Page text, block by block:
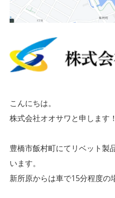
こんにちは。
株式会社オオサワと申します！
豊橋市飯村町にてリベット製
います。
新所原からは車で15分程度の